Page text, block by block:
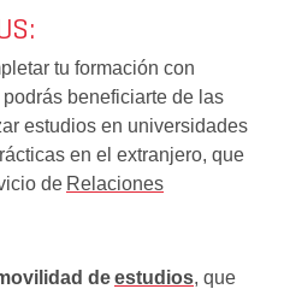
tu formación con
beneficiarte de las
estudios en universidades
en el extranjero, que
de Relaciones
deestudios, que